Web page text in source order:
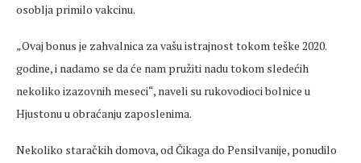
osoblja primilo vakcinu.
„Ovaj bonus je zahvalnica za vašu istrajnost tokom teške 2020.
godine, i nadamo se da će nam pružiti nadu tokom sledećih
nekoliko izazovnih meseci“, naveli su rukovodioci bolnice u
Hjustonu u obraćanju zaposlenima.
Nekoliko staračkih domova, od Čikaga do Pensilvanije, ponudilo